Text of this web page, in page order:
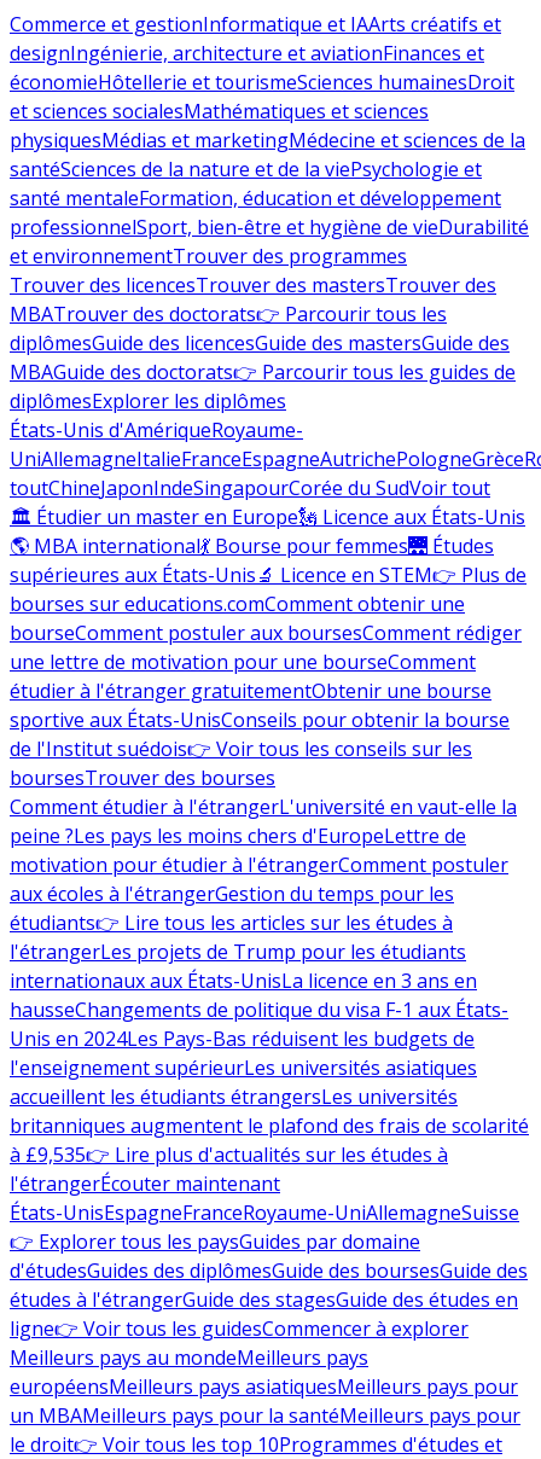
Commerce et gestionInformatique et IAArts créatifs et
designIngénierie, architecture et aviationFinances et
économieHôtellerie et tourismeSciences humainesDroit
et sciences socialesMathématiques et sciences
physiquesMédias et marketingMédecine et sciences de la
santéSciences de la nature et de la viePsychologie et
santé mentaleFormation, éducation et développement
professionnelSport, bien-être et hygiène de vieDurabilité
et environnementTrouver des programmes
Trouver des licencesTrouver des mastersTrouver des
MBATrouver des doctorats👉 Parcourir tous les
diplômesGuide des licencesGuide des mastersGuide des
MBAGuide des doctorats👉 Parcourir tous les guides de
diplômesExplorer les diplômes
États-Unis d'AmériqueRoyaume-
UniAllemagneItalieFranceEspagneAutrichePologneGrèce
toutChineJaponIndeSingapourCorée du SudVoir tout
🏛 Étudier un master en Europe🗽 Licence aux États-Unis
🌎 MBA international💃 Bourse pour femmes🌉 Études
supérieures aux États-Unis🔬 Licence en STEM👉 Plus de
bourses sur educations.comComment obtenir une
bourseComment postuler aux boursesComment rédiger
une lettre de motivation pour une bourseComment
étudier à l'étranger gratuitementObtenir une bourse
sportive aux États-UnisConseils pour obtenir la bourse
de l'Institut suédois👉 Voir tous les conseils sur les
boursesTrouver des bourses
Comment étudier à l'étrangerL'université en vaut-elle la
peine ?Les pays les moins chers d'EuropeLettre de
motivation pour étudier à l'étrangerComment postuler
aux écoles à l'étrangerGestion du temps pour les
étudiants👉 Lire tous les articles sur les études à
l'étrangerLes projets de Trump pour les étudiants
internationaux aux États-UnisLa licence en 3 ans en
hausseChangements de politique du visa F-1 aux États-
Unis en 2024Les Pays-Bas réduisent les budgets de
l'enseignement supérieurLes universités asiatiques
accueillent les étudiants étrangersLes universités
britanniques augmentent le plafond des frais de scolarité
à £9,535👉 Lire plus d'actualités sur les études à
l'étrangerÉcouter maintenant
États-UnisEspagneFranceRoyaume-UniAllemagneSuisse
👉 Explorer tous les paysGuides par domaine
d'étudesGuides des diplômesGuide des boursesGuide des
études à l'étrangerGuide des stagesGuide des études en
ligne👉 Voir tous les guidesCommencer à explorer
Meilleurs pays au mondeMeilleurs pays
européensMeilleurs pays asiatiquesMeilleurs pays pour
un MBAMeilleurs pays pour la santéMeilleurs pays pour
le droit👉 Voir tous les top 10Programmes d'études et